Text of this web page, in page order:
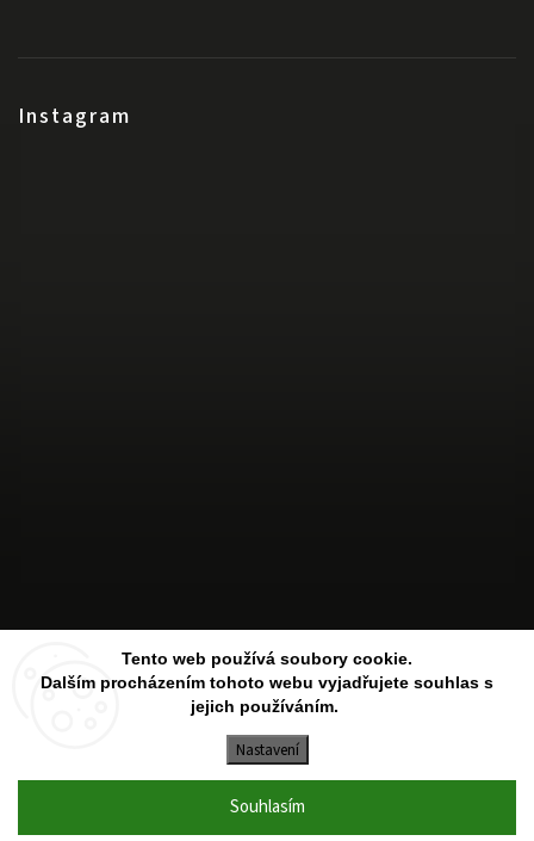
Tento web používá soubory cookie.
Dalším procházením tohoto webu vyjadřujete souhlas s
jejich používáním.
Nastavení
Souhlasím
Instagram
Sledovat na Instagramu
Aesthetic Store. Všechna práva vyhrazena.
Upravit nastavení cookies